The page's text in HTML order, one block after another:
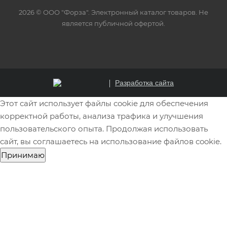
2026 © ООО "Форза". Электронный каталог товаров. Не
является публичной офертой.
Разработка сайта
Этот сайт использует файлы cookie для обеспечения
корректной работы, анализа трафика и улучшения
пользовательского опыта. Продолжая использовать
сайт, вы соглашаетесь на использование файлов cookie.
Принимаю